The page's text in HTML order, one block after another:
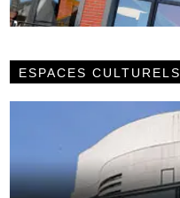
ESPACES CULTURELS